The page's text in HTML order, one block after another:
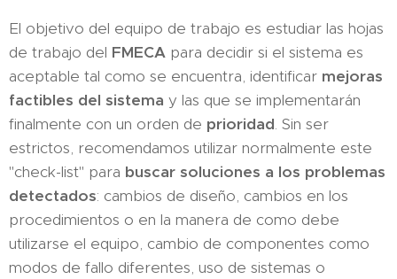
El objetivo del equipo de trabajo es estudiar las hojas
de trabajo del FMECA para decidir si el sistema es
aceptable tal como se encuentra, identificar mejoras
factibles del sistema y las que se implementarán
finalmente con un orden de prioridad. Sin ser
estrictos, recomendamos utilizar normalmente este
"check-list" para buscar soluciones a los problemas
detectados: cambios de diseño, cambios en los
procedimientos o en la manera de como debe
utilizarse el equipo, cambio de componentes como
modos de fallo diferentes, uso de sistemas o